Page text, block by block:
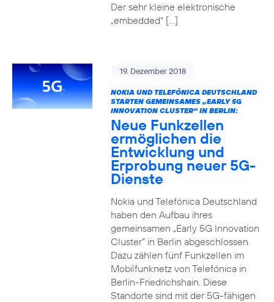
Der sehr kleine elektronische
„embedded“ […]
19. Dezember 2018
NOKIA UND TELEFÓNICA DEUTSCHLAND
STARTEN GEMEINSAMES „EARLY 5G
INNOVATION CLUSTER“ IN BERLIN:
Neue Funkzellen
ermöglichen die
Entwicklung und
Erprobung neuer 5G-
Dienste
Nokia und Telefónica Deutschland
haben den Aufbau ihres
gemeinsamen „Early 5G Innovation
Cluster” in Berlin abgeschlossen.
Dazu zählen fünf Funkzellen im
Mobilfunknetz von Telefónica in
Berlin-Friedrichshain. Diese
Standorte sind mit der 5G-fähigen